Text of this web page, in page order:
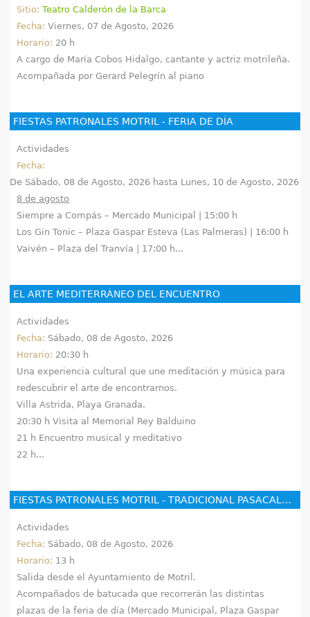
Sitio:Teatro Calderón de la Barca
Fecha:Viernes, 07 de Agosto, 2026
Horario: 20 h
A cargo de María Cobos Hidalgo, cantante y actriz motrileña.
Acompañada por Gerard Pelegrín al piano
FIESTAS PATRONALES MOTRIL - FERIA DE DÍA
Actividades
Fecha:
De Sábado, 08 de Agosto, 2026 hasta Lunes, 10 de Agosto, 2026
8 de agosto
Siempre a Compás – Mercado Municipal | 15:00 h
Los Gin Tonic – Plaza Gaspar Esteva (Las Palmeras) | 16:00 h
Vaivén – Plaza del Tranvía | 17:00 h...
EL ARTE MEDITERRÁNEO DEL ENCUENTRO
Actividades
Fecha: Sábado, 08 de Agosto, 2026
Horario: 20:30 h
Una experiencia cultural que une meditación y música para
redescubrir el arte de encontrarnos.
Villa Astrida, Playa Granada.
20:30 h Visita al Memorial Rey Balduino
21 h Encuentro musical y meditativo
22 h...
FIESTAS PATRONALES MOTRIL - TRADICIONAL PASACALLES DE GIGANTES Y CABEZUDOS
Actividades
Fecha: Sábado, 08 de Agosto, 2026
Horario: 13 h
Salida desde el Ayuntamiento de Motril.
Acompañados de batucada que recorrerán las distintas
plazas de la feria de día (Mercado Municipal, Plaza Gaspar